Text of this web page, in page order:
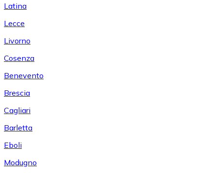
Latina
Lecce
Livorno
Cosenza
Benevento
Brescia
Cagliari
Barletta
Eboli
Modugno